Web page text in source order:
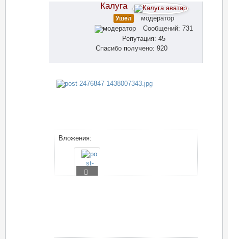
Калуга
Ушел
модератор
Сообщений: 731
Репутация: 45
Спасибо получено: 920
Вложения: